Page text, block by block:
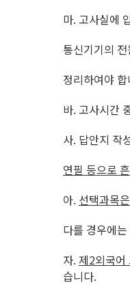
마. 고사실에
통신기기의
정리하여야
바. 고사시간
사. 답안지 작
연필 등으로
아. 선택과목
다를 경우에
자. 제2외국어
습니다.